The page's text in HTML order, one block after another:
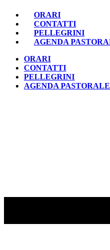
ORARI
CONTATTI
PELLEGRINI
AGENDA
ORARI
CONTATTI
PELLEGRINI
AGENDA PASTORALE